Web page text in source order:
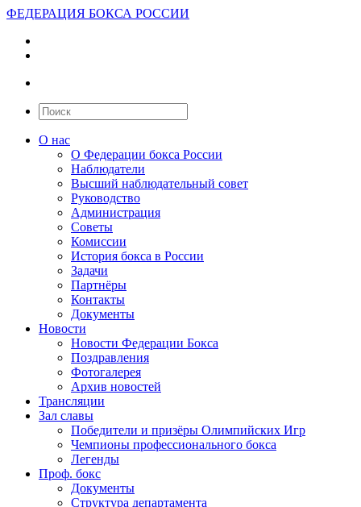
ФЕДЕРАЦИЯ БОКСА РОССИИ
О нас
О Федерации бокса России
Наблюдатели
Высший наблюдательный совет
Руководство
Администрация
Советы
Комиссии
История бокса в России
Задачи
Партнёры
Контакты
Документы
Новости
Новости Федерации Бокса
Поздравления
Фотогалерея
Архив новостей
Трансляции
Зал славы
Победители и призёры Олимпийских Игр
Чемпионы профессионального бокса
Легенды
Проф. бокс
Документы
Структура департамента